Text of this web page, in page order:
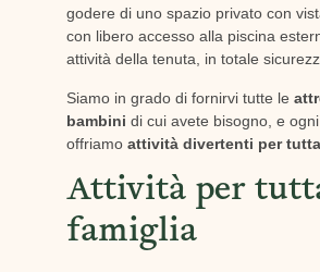
godere di uno spazio privato con
con libero accesso alla piscina
attività della tenuta, in totale
Siamo in grado di fornirvi tutte le
bambini di cui avete bisogno, e
offriamo attività divertenti per
Attività per
famiglia